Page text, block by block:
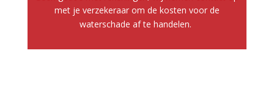
met je verzekeraar om de kosten voor de
waterschade af te handelen.